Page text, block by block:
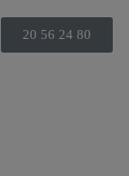
20 56 24 80